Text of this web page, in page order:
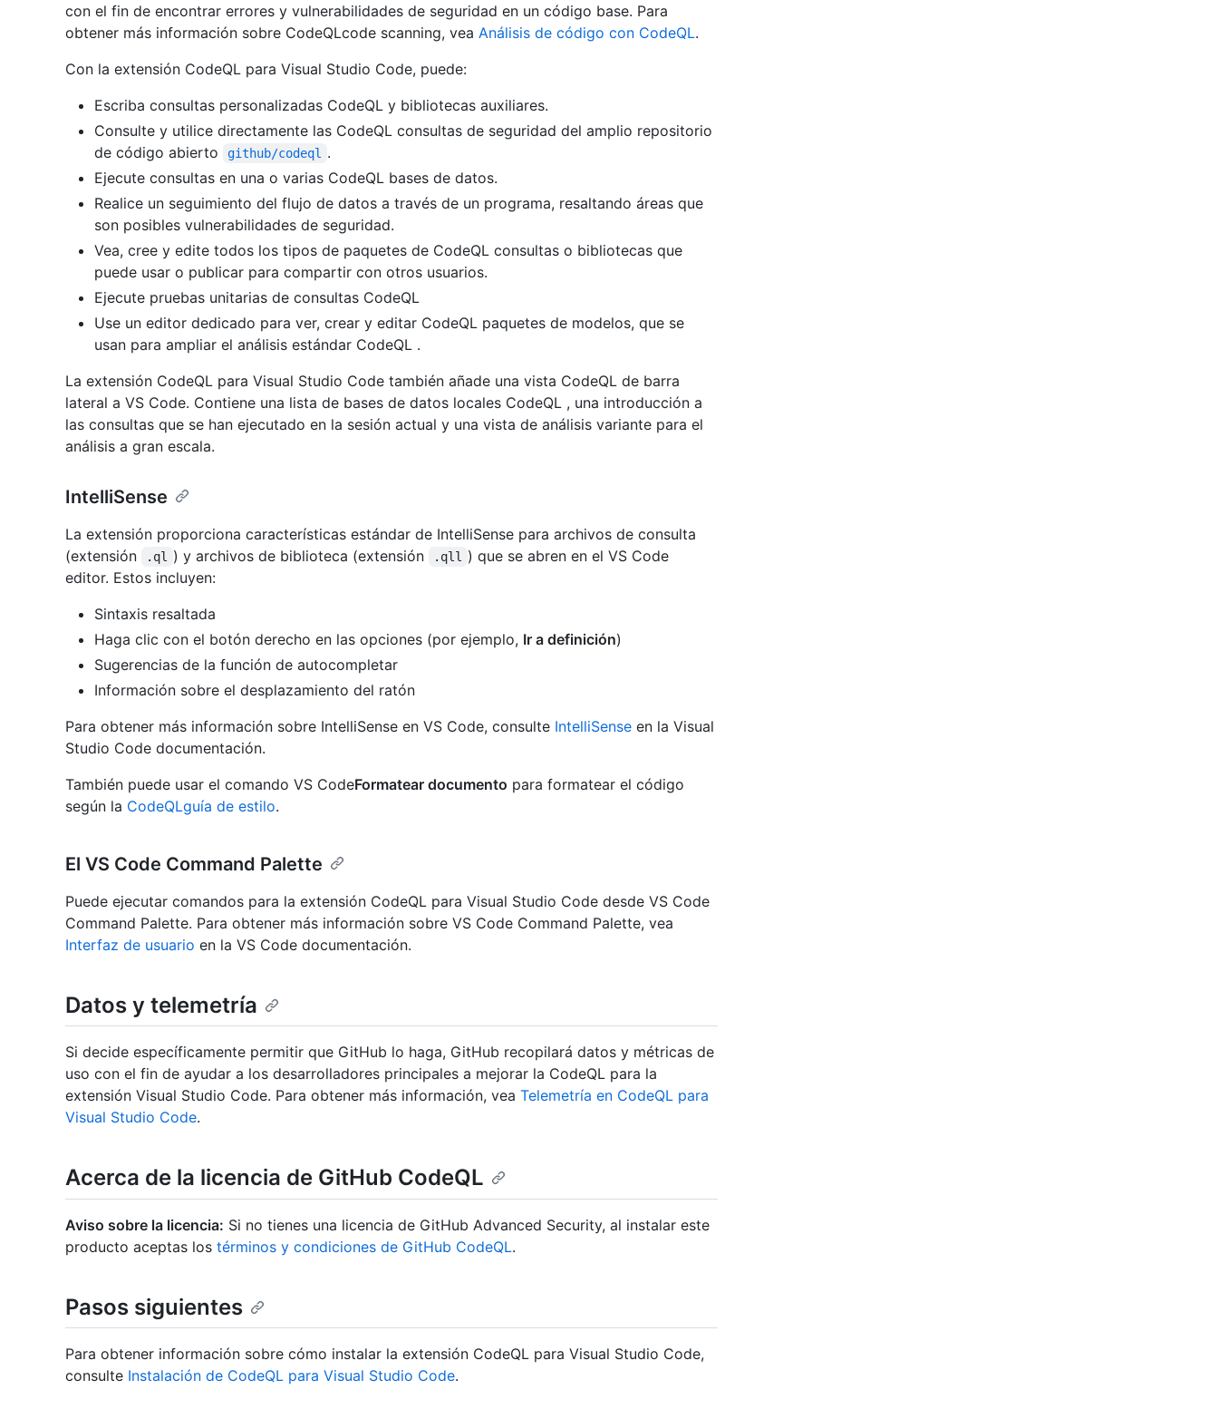
con el fin de encontrar errores y vulnerabilidades de seguridad en un código base. Para
obtener más información sobre CodeQLcode scanning, vea Análisis de código con CodeQL.
Con la extensión CodeQL para Visual Studio Code, puede:
Escriba consultas personalizadas CodeQL y bibliotecas auxiliares.
Consulte y utilice directamente las CodeQL consultas de seguridad del amplio repositorio
de código abierto
github/codeql
.
Ejecute consultas en una o varias CodeQL bases de datos.
Realice un seguimiento del flujo de datos a través de un programa, resaltando áreas que
son posibles vulnerabilidades de seguridad.
Vea, cree y edite todos los tipos de paquetes de CodeQL consultas o bibliotecas que
puede usar o publicar para compartir con otros usuarios.
Ejecute pruebas unitarias de consultas CodeQL
Use un editor dedicado para ver, crear y editar CodeQL paquetes de modelos, que se
usan para ampliar el análisis estándar CodeQL .
La extensión CodeQL para Visual Studio Code también añade una vista CodeQL de barra
lateral a VS Code. Contiene una lista de bases de datos locales CodeQL , una introducción a
las consultas que se han ejecutado en la sesión actual y una vista de análisis variante para el
análisis a gran escala.
IntelliSense
La extensión proporciona características estándar de IntelliSense para archivos de consulta
(extensión
.ql ) y archivos de biblioteca (extensión .qll
) que se abren en el VS Code
editor. Estos incluyen:
Sintaxis resaltada
Haga clic con el botón derecho en las opciones (por ejemplo, Ir a definición)
Sugerencias de la función de autocompletar
Información sobre el desplazamiento del ratón
Para obtener más información sobre IntelliSense en VS Code, consulte IntelliSense en la Visual
Studio Code documentación.
También puede usar el comando VS CodeFormatear documento para formatear el código
según la CodeQLguía de estilo.
El VS Code Command Palette
Puede ejecutar comandos para la extensión CodeQL para Visual Studio Code desde VS Code
Command Palette. Para obtener más información sobre VS Code Command Palette, vea
Interfaz de usuario en la VS Code documentación.
Datos y telemetría
Si decide específicamente permitir que GitHub lo haga, GitHub recopilará datos y métricas de
uso con el fin de ayudar a los desarrolladores principales a mejorar la CodeQL para la
extensión Visual Studio Code. Para obtener más información, vea Telemetría en CodeQL para
Visual Studio Code.
Acerca de la licencia de GitHub CodeQL
Aviso sobre la licencia: Si no tienes una licencia de GitHub Advanced Security, al instalar este
producto aceptas los términos y condiciones de GitHub CodeQL.
Pasos siguientes
Para obtener información sobre cómo instalar la extensión CodeQL para Visual Studio Code,
consulte Instalación de CodeQL para Visual Studio Code.